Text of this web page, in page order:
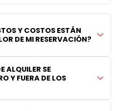
Y COSTOS ESTÁN
DE MI RESERVACIÓN?
ALQUILER SE
Y FUERA DE LOS